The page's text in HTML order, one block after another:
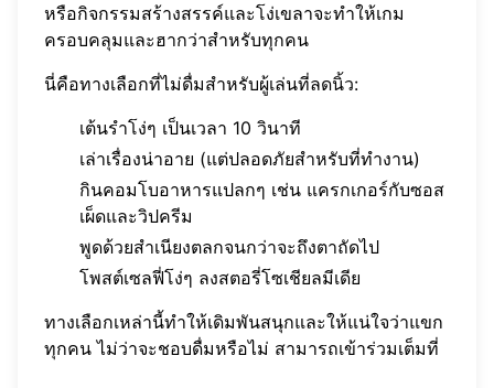
หรือกิจกรรมสร้างสรรค์และโง่เขลาจะทำให้เกม
ครอบคลุมและฮากว่าสำหรับทุกคน
นี่คือทางเลือกที่ไม่ดื่มสำหรับผู้เล่นที่ลดนิ้ว:
เต้นรำโง่ๆ เป็นเวลา 10 วินาที
เล่าเรื่องน่าอาย (แต่ปลอดภัยสำหรับที่ทำงาน)
กินคอมโบอาหารแปลกๆ เช่น แครกเกอร์กับซอส
เผ็ดและวิปครีม
พูดด้วยสำเนียงตลกจนกว่าจะถึงตาถัดไป
โพสต์เซลฟี่โง่ๆ ลงสตอรี่โซเชียลมีเดีย
ทางเลือกเหล่านี้ทำให้เดิมพันสนุกและให้แน่ใจว่าแขก
ทุกคน ไม่ว่าจะชอบดื่มหรือไม่ สามารถเข้าร่วมเต็มที่